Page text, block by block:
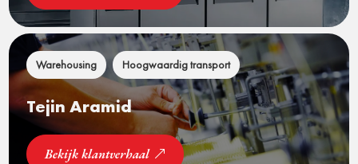
Warehousing Hoogwaardig transport
Tejin Aramid
Bekijk klantverhaal